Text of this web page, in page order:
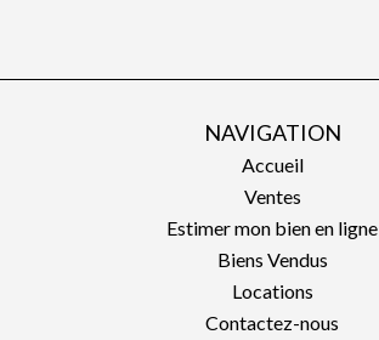
NAVIGATION
Accueil
Ventes
Estimer mon bien en ligne
Biens Vendus
Locations
Contactez-nous